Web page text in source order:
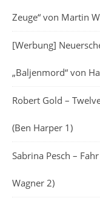
Zeuge“ von Martin
[Werbung]
„Baljenmord“ von
Robert Gold –
(Ben Harper 1)
Sabrina Pesch –
Wagner 2)